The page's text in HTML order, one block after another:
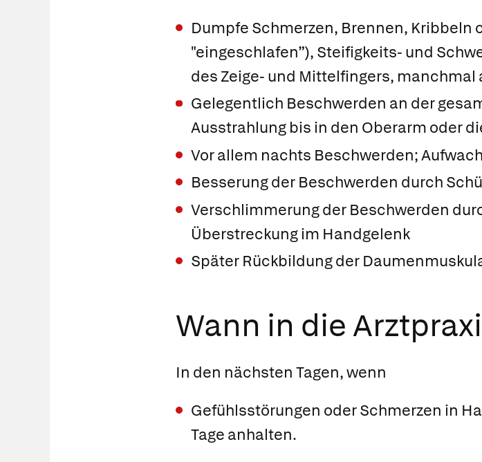
Dumpfe Schmerzen, Brennen, Kribbeln
"eingeschlafen”), Steifigkeits- und
des Zeige- und Mittelfingers,
Gelegentlich Beschwerden an der
Ausstrahlung bis in den Oberarm oder
Vor allem nachts Beschwerden;
Besserung der Beschwerden durch
Verschlimmerung der Beschwerden
Überstreckung im Handgelenk
Später Rückbildung der
Wann in die
In den nächsten Tagen, wenn
Gefühlsstörungen oder Schmerzen in
Tage anhalten.